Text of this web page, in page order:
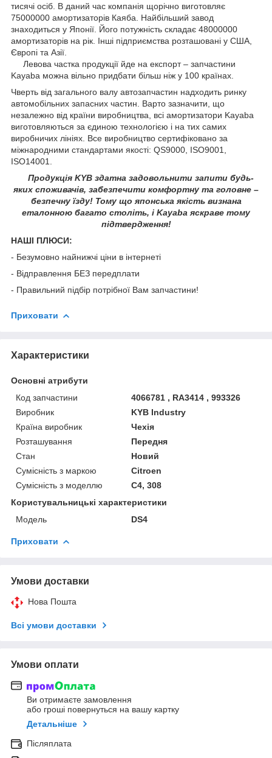
тисячі осіб. В даний час компанія щорічно виготовляє
75000000 амортизаторів Каяба. Найбільший завод
знаходиться у Японії. Його потужність складає 48000000
амортизаторів на рік. Інші підприємства розташовані у США,
Європі та Азії.
Левова частка продукції йде на експорт – запчастини
Kayaba можна вільно придбати більш ніж у 100 країнах.
Чверть від загального валу автозапчастин надходить ринку
автомобільних запасних частин. Варто зазначити, що
незалежно від країни виробництва, всі амортизатори Kayaba
виготовляються за єдиною технологією і на тих самих
виробничих лініях. Все виробництво сертифіковано за
міжнародними стандартами якості: QS9000, ISO9001,
ISO14001.
Продукція KYB здатна задовольнити запити будь-
яких споживачів, забезпечити комфортну та головне –
безпечну їзду! Тому що японська якість визнана
еталонною багато століть, і Kayaba яскраве тому
підтвердження!
НАШІ ПЛЮСИ:
- Безумовно найнижчі ціни в інтернеті
- Відправлення БЕЗ передплати
- Правильний підбір потрібної Вам запчастини!
Приховати
Характеристики
Основні атрибути
Код запчастини
4066781 , RA3414 , 993326
Виробник
KYB Industry
Країна виробник
Чехія
Розташування
Передня
Стан
Новий
Сумісність з маркою
Citroen
Сумісність з моделлю
C4, 308
Користувальницькі характеристики
Мoдель
DS4
Приховати
Умови доставки
Нова Пошта
Всі умови доставки
Умови оплати
Ви отримаєте замовлення
або гроші повернуться на вашу картку
Детальніше
Післяплата